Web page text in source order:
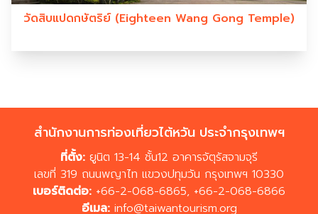
วัดสิบแปดกษัตริย์ (Eighteen Wang Gong Temple)
สำนักงานการท่องเที่ยวไต้หวัน ประจำกรุงเทพฯ
ที่ตั้ง: ยูนิต 13-14 ชั้น12 อาคารจัตุรัสจามจุรี
เลขที่ 319 ถนนพญาไท แขวงปทุมวัน กรุงเทพฯ 10330
เบอร์ติดต่อ: +66-2-068-6865, +66-2-068-6866
อีเมล: info@taiwantourism.org